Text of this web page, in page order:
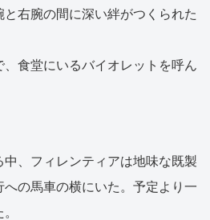
と右腕の間に深い絆がつくられた
食堂にいるバイオレットを呼ん
、フィレンティアは地味な既製
の馬車の横にいた。予定より一